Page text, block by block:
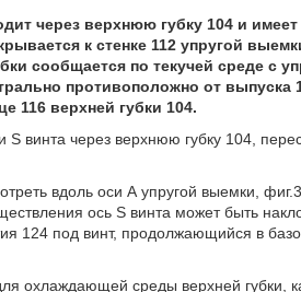
через верхнюю губку 104 и имеет
к стенке 112 упругой
сообщается по текучей среде с
противоположно от выпуска
116 верхней губки 104.
винта через верхнюю губку 104,
вдоль оси А упругой выемки,
ось S винта может быть
124 под винт, продолжающийся в
охлаждающей среды верхней губки,